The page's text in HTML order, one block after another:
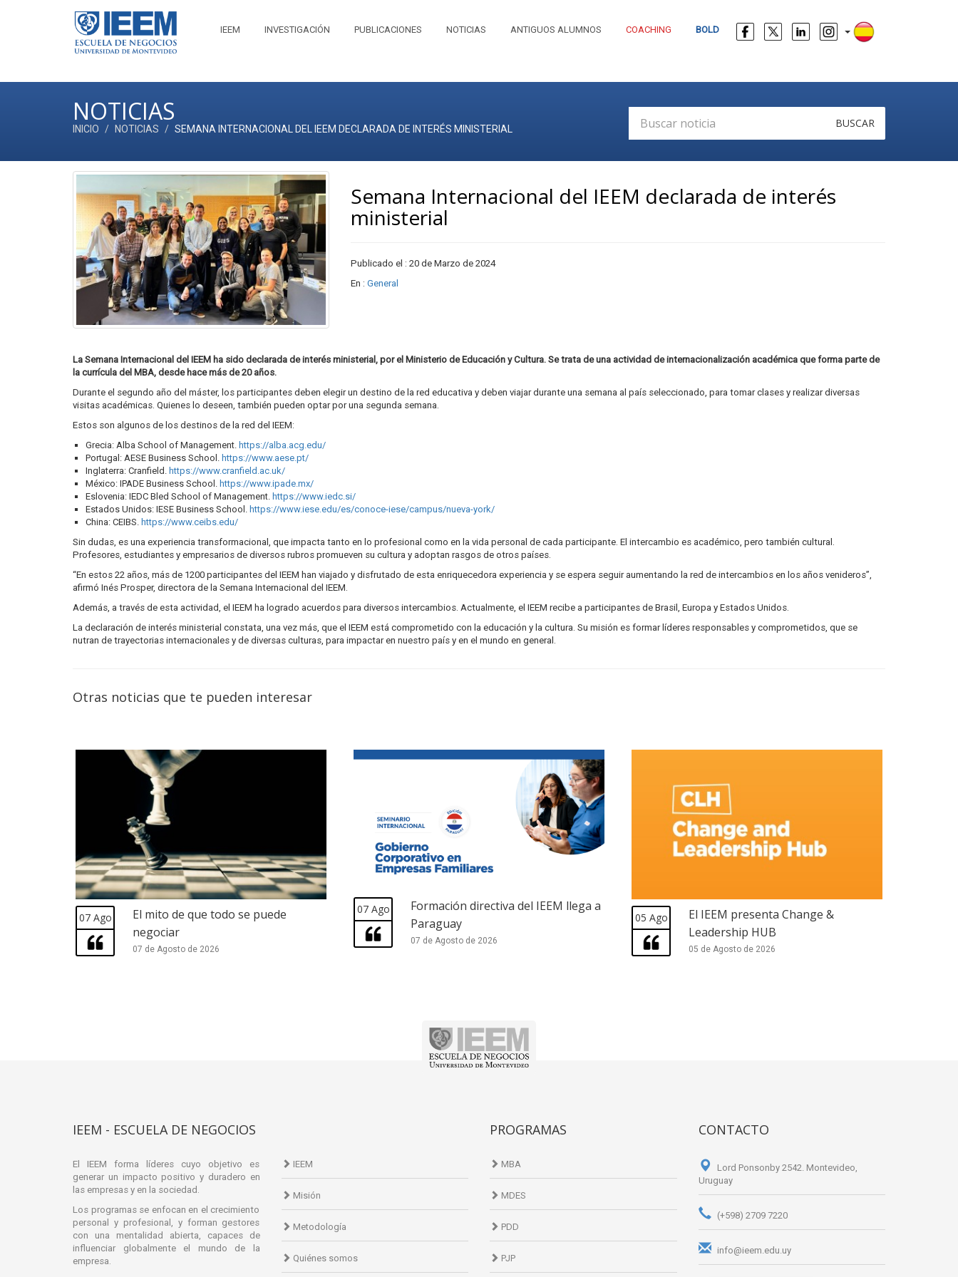
IEEM INVESTIGACIÓN PUBLICACIONES NOTICIAS ANTIGUOS ALUMNOS COACHING BOLD
NOTICIAS
INICIO NOTICIAS SEMANA INTERNACIONAL DEL IEEM DECLARADA DE INTERÉS MINISTERIAL BUSCAR
Semana Internacional del IEEM declarada de interés
ministerial
Publicado el : 20 de Marzo de 2024
En : General
La Semana Internacional del IEEM ha sido declarada de interés ministerial, por el Ministerio de Educación y Cultura. Se trata de una actividad de internacionalización académica que forma parte de
la currícula del MBA, desde hace más de 20 años.
Durante el segundo año del máster, los participantes deben elegir un destino de la red educativa y deben viajar durante una semana al país seleccionado, para tomar clases y realizar diversas
visitas académicas. Quienes lo deseen, también pueden optar por una segunda semana.
Estos son algunos de los destinos de la red del IEEM:
Grecia: Alba School of Management. https://alba.acg.edu/
Portugal: AESE Business School. https://www.aese.pt/
Inglaterra: Cranfield. https://www.cranfield.ac.uk/
México: IPADE Business School. https://www.ipade.mx/
Eslovenia: IEDC Bled School of Management. https://www.iedc.si/
Estados Unidos: IESE Business School. https://www.iese.edu/es/conoce-iese/campus/nueva-york/
China: CEIBS. https://www.ceibs.edu/
Sin dudas, es una experiencia transformacional, que impacta tanto en lo profesional como en la vida personal de cada participante. El intercambio es académico, pero también cultural.
Profesores, estudiantes y empresarios de diversos rubros promueven su cultura y adoptan rasgos de otros países.
“En estos 22 años, más de 1200 participantes del IEEM han viajado y disfrutado de esta enriquecedora experiencia y se espera seguir aumentando la red de intercambios en los años venideros”,
afirmó Inés Prosper, directora de la Semana Internacional del IEEM.
Además, a través de esta actividad, el IEEM ha logrado acuerdos para diversos intercambios. Actualmente, el IEEM recibe a participantes de Brasil, Europa y Estados Unidos.
La declaración de interés ministerial constata, una vez más, que el IEEM está comprometido con la educación y la cultura. Su misión es formar líderes responsables y comprometidos, que se
nutran de trayectorias internacionales y de diversas culturas, para impactar en nuestro país y en el mundo en general.
Otras noticias que te pueden interesar
07 Ago
El mito de que todo se puede
negociar
07 de Agosto de 2026
07 Ago
Formación directiva del IEEM llega a
Paraguay
07 de Agosto de 2026
05 Ago
El IEEM presenta Change &
Leadership HUB
05 de Agosto de 2026
IEEM - ESCUELA DE NEGOCIOS
El IEEM forma líderes cuyo objetivo es
generar un impacto positivo y duradero en
las empresas y en la sociedad.
Los programas se enfocan en el crecimiento
personal y profesional, y forman gestores
con una mentalidad abierta, capaces de
influenciar globalmente el mundo de la
empresa.
IEEM
Misión
Metodología
Quiénes somos
PROGRAMAS
MBA
MDES
PDD
PJP
CONTACTO
Lord Ponsonby 2542. Montevideo,
Uruguay
(+598) 2709 7220
info@ieem.edu.uy